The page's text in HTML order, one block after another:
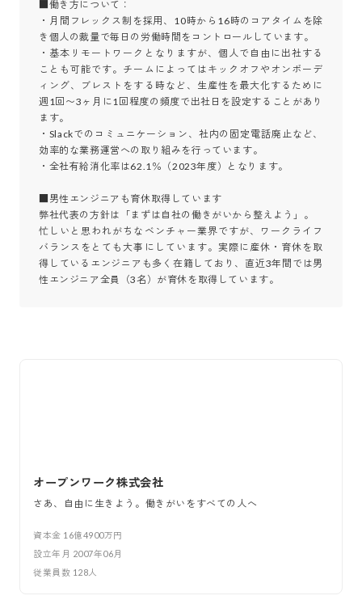
■働き方について：
・月間フレックス制を採用、10時から16時のコアタイムを除
き個人の裁量で毎日の労働時間をコントロールしています。
・基本リモートワークとなりますが、個人で自由に出社する
ことも可能です。チームによってはキックオフやオンボーデ
ィング、ブレストをする時など、生産性を最大化するために
週1回〜3ヶ月に1回程度の頻度で出社日を設定することがあり
ます。
・Slackでのコミュニケーション、社内の固定電話廃止など、
効率的な業務運営への取り組みを行っています。
・全社有給消化率は62.1％（2023年度）となります。
■男性エンジニアも育休取得しています
弊社代表の方針は「まずは自社の働きがいから整えよう」。
忙しいと思われがちなベンチャー業界ですが、ワークライフ
バランスをとても大事にしています。実際に産休・育休を取
得しているエンジニアも多く在籍しており、直近3年間では男
性エンジニア全員（3名）が育休を取得しています。
オープンワーク株式会社
さあ、自由に生きよう。働きがいをすべての人へ
資本金 16億4900万円
設立年月 2007年06月
従業員数 128人